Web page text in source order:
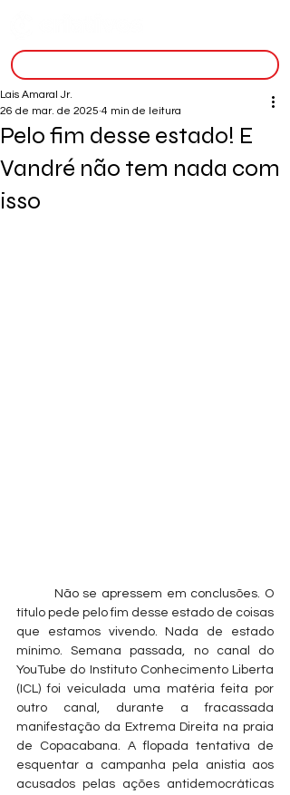
Pelo fim desse estado! E
Vandré não tem nada com
isso
Lais Amaral Jr.
26 de mar. de 2025 4 min de leitura
título pede pelo fim desse estado de coisas
que estamos vivendo. Nada de estado
mínimo. Semana passada, no canal do
YouTube do Instituto Conhecimento Liberta
(ICL) foi veiculada uma matéria feita por
outro canal, durante a fracassada
manifestação da Extrema Direita na praia
de Copacabana. A flopada tentativa de
esquentar a campanha pela anistia aos
acusados pelas ações antidemocráticas